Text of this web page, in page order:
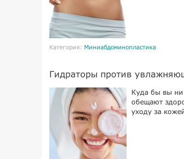
Категория: Миниабдоминопластика
Гидраторы против
Куда бы вы ни
обещают
уходу за